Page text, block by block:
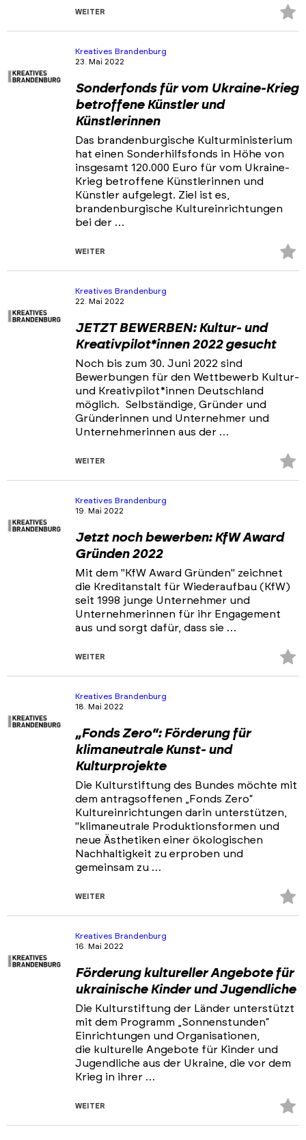
WEITER
Kreatives Brandenburg
23. Mai 2022
Sonderfonds für vom Ukraine-Krieg
betroffene Künstler und
Künstlerinnen
Das brandenburgische Kulturministerium
hat einen Sonderhilfsfonds in Höhe von
insgesamt 120.000 Euro für vom Ukraine-
Krieg betroffene Künstlerinnen und
Künstler aufgelegt. Ziel ist es,
brandenburgische Kultureinrichtungen
bei der …
WEITER
Kreatives Brandenburg
22. Mai 2022
JETZT BEWERBEN: Kultur- und
Kreativpilot*innen 2022 gesucht
Noch bis zum 30. Juni 2022 sind
Bewerbungen für den Wettbewerb Kultur-
und Kreativpilot*innen Deutschland
möglich. Selbständige, Gründer und
Gründerinnen und Unternehmer und
Unternehmerinnen aus der …
WEITER
Kreatives Brandenburg
19. Mai 2022
Jetzt noch bewerben: KfW Award
Gründen 2022
Mit dem "KfW Award Gründen" zeichnet
die Kreditanstalt für Wiederaufbau (KfW)
seit 1998 junge Unternehmer und
Unternehmerinnen für ihr Engagement
aus und sorgt dafür, dass sie …
WEITER
Kreatives Brandenburg
18. Mai 2022
„Fonds Zero“: Förderung für
klimaneutrale Kunst- und
Kulturprojekte
Die Kulturstiftung des Bundes möchte mit
dem antragsoffenen „Fonds Zero“
Kultureinrichtungen darin unterstützen,
"klimaneutrale Produktionsformen und
neue Ästhetiken einer ökologischen
Nachhaltigkeit zu erproben und
gemeinsam zu …
WEITER
Kreatives Brandenburg
16. Mai 2022
Förderung kultureller Angebote für
ukrainische Kinder und Jugendliche
Die Kulturstiftung der Länder unterstützt
mit dem Programm „Sonnenstunden“
Einrichtungen und Organisationen,
die kulturelle Angebote für Kinder und
Jugendliche aus der Ukraine, die vor dem
Krieg in ihrer …
WEITER